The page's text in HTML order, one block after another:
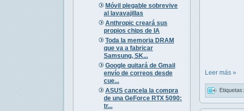
Móvil plegable sobrevive
al lavavajillas
Anthropic creará sus
propios chips de IA
Toda la memoria DRAM
que va a fabricar
Samsung, SK...
Google quitará de Gmail
envío de correos desde
cue...
ASUS cancela la compra
de una GeForce RTX 5090:
tr...
Leer más »
Etiquetas: